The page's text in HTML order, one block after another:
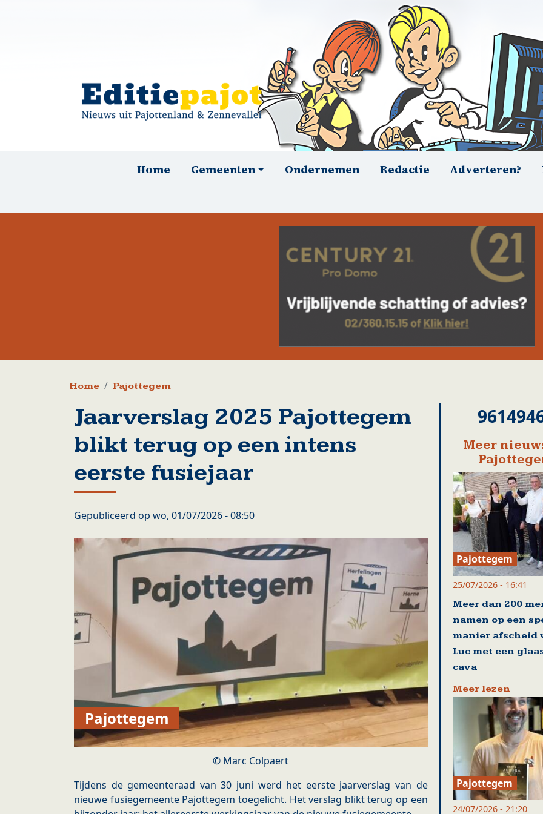
HoofdnavigatieHome Gemeenten Ondernemen Redactie Adverteren?
Kruimelpad
Home Pajottegem
Jaarverslag 2025 Pajottegem
blikt terug op een intens
eerste fusiejaar
Gepubliceerd op wo, 01/07/2026 - 08:50
Pajottegem
Marc Colpaert
Tijdens de gemeenteraad van 30 juni werd het eerste jaarverslag van de
nieuwe fusiegemeente Pajottegem toegelicht. Het verslag blikt terug op een
Meer
Pajottegem
25/07/2026 - 16:41
Meer dan 200
namen op een
manier afscheid
Luc met een
cava
Meer lezen
Pajottegem
24/07/2026 - 21:20